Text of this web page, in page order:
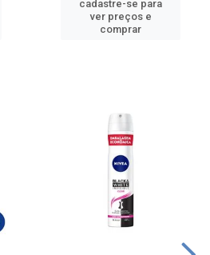
cadastre-se para
ver preços e
comprar